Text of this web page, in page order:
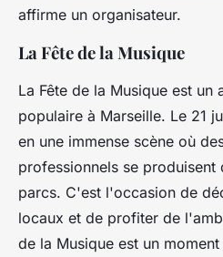
affirme un organisateur.
La Fête de la Musique
La Fête de la Musique est un
populaire à Marseille. Le 21
en une immense scène où
professionnels se produisent
parcs. C'est l'occasion de
locaux et de profiter de
de la Musique est un